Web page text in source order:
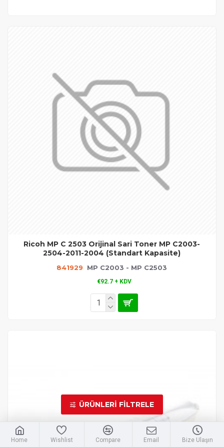
841929 MP C2003 - MP C2503
Ricoh MP C 2503 Orijinal Sari Toner MP C2003-
2504-2011-2004 (Standart Kapasite)
€92.7 + KDV
Home Wishlist Compare Email Bize Ulaşın
ÜRÜNLERI FILTRELE